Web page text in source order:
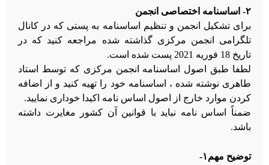
۲- اساسنامه اختصاصی انجمن
برای تشکیل انجمن و تنظیم اساسنامه‌ به پستی که در کانال
تلگرامی انجمن مرکزی گذاشته شده مراجعه کنید که در
تاریخ 18 فوریه 2021 پست شده است.
لطفا طبق اصول اساسنامه انجمن مرکزی که توسط استاد
طاهری نوشته شده ، اساسنامه خود را تهیه کنید و از اضافه
کردن موارد خارج از اصول اساس نامه اکیدا خوداری نمایید.
ضمناً اساس نامه نباید با قوانین آن کشور مغایرت داشته
باشد.
توضیح مهم۱-